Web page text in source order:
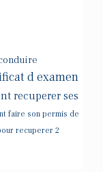
d examen
recuperer ses
faire son permis de
recuperer 2